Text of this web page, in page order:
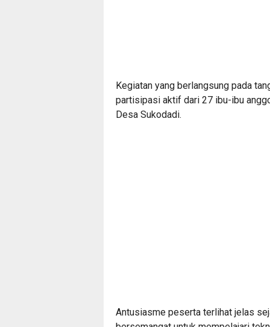
Kegiatan yang berlangsung pada
partisipasi aktif dari 27 ibu-ibu
Desa Sukodadi.
Antusiasme peserta terlihat jelas